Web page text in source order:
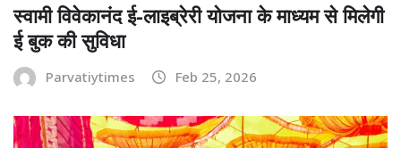
स्वामी विवेकानंद ई-लाइब्रेरी योजना के माध्यम से मिलेगी
ई बुक की सुविधा
Parvatiytimes Feb 25, 2026